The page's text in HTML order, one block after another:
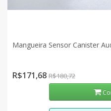
Mangueira Sensor Canister
R$171,68 R$180,72